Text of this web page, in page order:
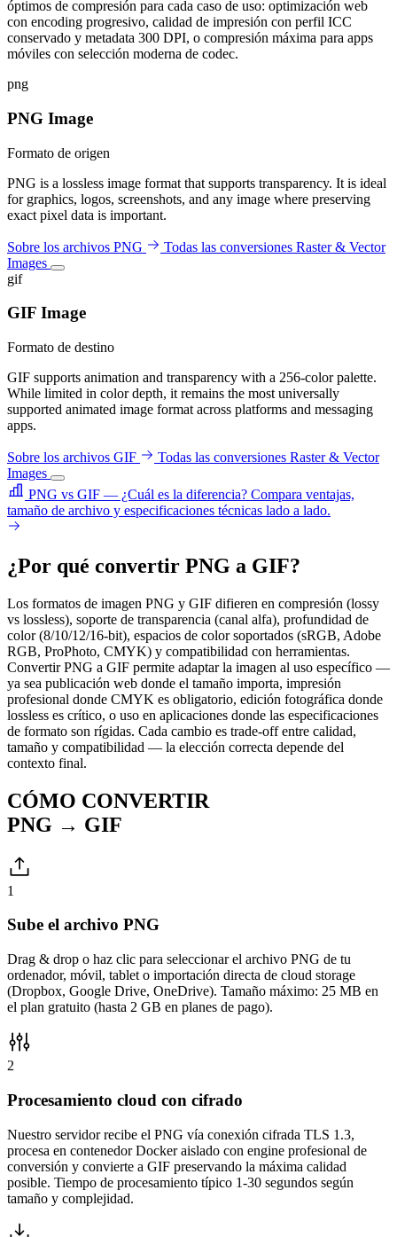
óptimos de compresión para cada caso de uso: optimización web
con encoding progresivo, calidad de impresión con perfil ICC
conservado y metadata 300 DPI, o compresión máxima para apps
móviles con selección moderna de codec.
png
PNG Image
Formato de origen
PNG is a lossless image format that supports transparency. It is ideal
for graphics, logos, screenshots, and any image where preserving
exact pixel data is important.
Sobre los archivos PNG
Todas las conversiones Raster & Vector
Images
gif
GIF Image
Formato de destino
GIF supports animation and transparency with a 256-color palette.
While limited in color depth, it remains the most universally
supported animated image format across platforms and messaging
apps.
Sobre los archivos GIF
Todas las conversiones Raster & Vector
Images
PNG vs GIF — ¿Cuál es la diferencia? Compara ventajas,
tamaño de archivo y especificaciones técnicas lado a lado.
¿Por qué convertir PNG a GIF?
Los formatos de imagen PNG y GIF difieren en compresión (lossy
vs lossless), soporte de transparencia (canal alfa), profundidad de
color (8/10/12/16-bit), espacios de color soportados (sRGB, Adobe
RGB, ProPhoto, CMYK) y compatibilidad con herramientas.
Convertir PNG a GIF permite adaptar la imagen al uso específico —
ya sea publicación web donde el tamaño importa, impresión
profesional donde CMYK es obligatorio, edición fotográfica donde
lossless es crítico, o uso en aplicaciones donde las especificaciones
de formato son rígidas. Cada cambio es trade-off entre calidad,
tamaño y compatibilidad — la elección correcta depende del
contexto final.
CÓMO CONVERTIR
PNG → GIF
1
Sube el archivo PNG
Drag & drop o haz clic para seleccionar el archivo PNG de tu
ordenador, móvil, tablet o importación directa de cloud storage
(Dropbox, Google Drive, OneDrive). Tamaño máximo: 25 MB en
el plan gratuito (hasta 2 GB en planes de pago).
2
Procesamiento cloud con cifrado
Nuestro servidor recibe el PNG vía conexión cifrada TLS 1.3,
procesa en contenedor Docker aislado con engine profesional de
conversión y convierte a GIF preservando la máxima calidad
posible. Tiempo de procesamiento típico 1-30 segundos según
tamaño y complejidad.